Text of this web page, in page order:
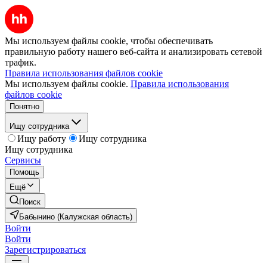
Мы используем файлы cookie, чтобы обеспечивать
правильную работу нашего веб-сайта и анализировать сетевой
трафик.
Правила использования файлов cookie
Мы используем файлы cookie. Правила использования
файлов cookie
Понятно
Ищу сотрудника
Ищу работу
Ищу сотрудника
Ищу сотрудника
Сервисы
Помощь
Ещё
Поиск
Бабынино (Калужская область)
Войти
Войти
Зарегистрироваться